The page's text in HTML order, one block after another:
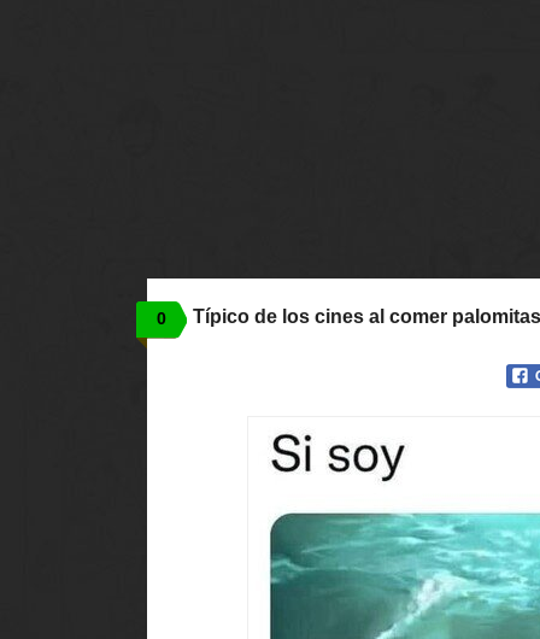
0 Típico de los cines al comer palomitas